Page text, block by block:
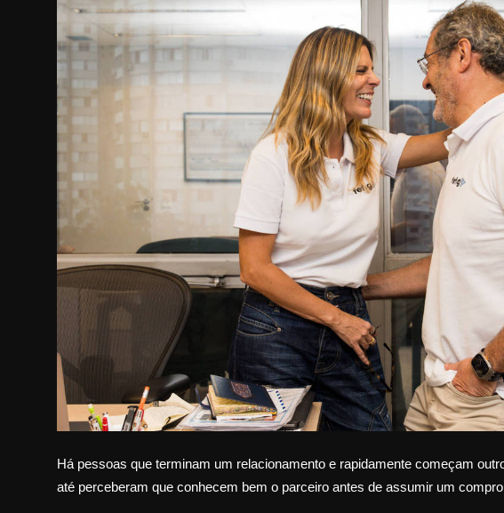
Internacional
Educação
Justiça
Política
Esportes
FALE CONOSCO
Há pessoas que terminam um relacionamento e rapidamente começam
até perceberam que conhecem bem o parceiro antes de assumir um